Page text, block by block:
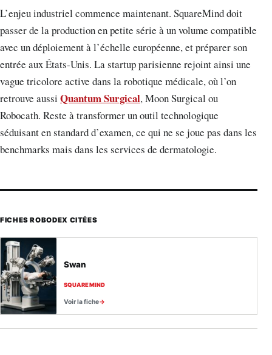
L’enjeu industriel commence maintenant. SquareMind doit
passer de la production en petite série à un volume compatible
avec un déploiement à l’échelle européenne, et préparer son
entrée aux États-Unis. La startup parisienne rejoint ainsi une
vague tricolore active dans la robotique médicale, où l’on
retrouve aussi Quantum Surgical, Moon Surgical ou
Robocath. Reste à transformer un outil technologique
séduisant en standard d’examen, ce qui ne se joue pas dans les
benchmarks mais dans les services de dermatologie.
FICHES ROBODEX CITÉES
Swan
SQUAREMIND
Voir la fiche